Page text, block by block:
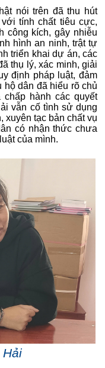
nói trên đã thu hút
tính chất tiêu cực,
công kích, gây nhiễu
hình an ninh, trật tự
triển khai dự án, các
thụ lý, xác minh, giải
định pháp luật, đảm
dân đã hiểu rõ chủ
hành các quyết
vẫn cố tình sử dụng
xuyên tạc bản chất vụ
có nhận thức chưa
của mình.